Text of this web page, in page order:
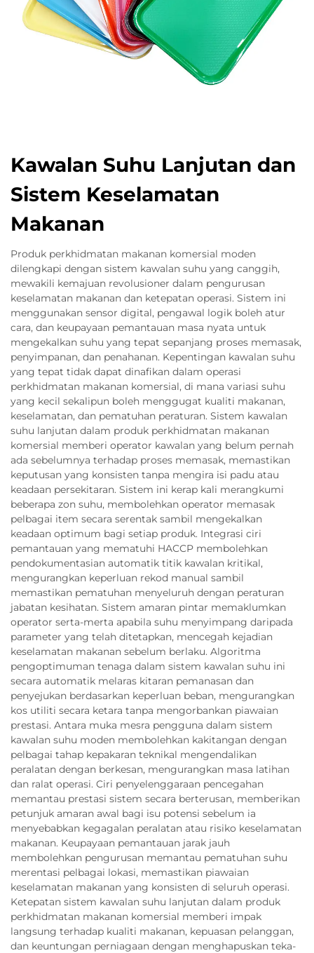
Kawalan Suhu Lanjutan dan
Sistem Keselamatan
Makanan
Produk perkhidmatan makanan komersial moden
dilengkapi dengan sistem kawalan suhu yang canggih,
mewakili kemajuan revolusioner dalam pengurusan
keselamatan makanan dan ketepatan operasi. Sistem ini
menggunakan sensor digital, pengawal logik boleh atur
cara, dan keupayaan pemantauan masa nyata untuk
mengekalkan suhu yang tepat sepanjang proses memasak,
penyimpanan, dan penahanan. Kepentingan kawalan suhu
yang tepat tidak dapat dinafikan dalam operasi
perkhidmatan makanan komersial, di mana variasi suhu
yang kecil sekalipun boleh menggugat kualiti makanan,
keselamatan, dan pematuhan peraturan. Sistem kawalan
suhu lanjutan dalam produk perkhidmatan makanan
komersial memberi operator kawalan yang belum pernah
ada sebelumnya terhadap proses memasak, memastikan
keputusan yang konsisten tanpa mengira isi padu atau
keadaan persekitaran. Sistem ini kerap kali merangkumi
beberapa zon suhu, membolehkan operator memasak
pelbagai item secara serentak sambil mengekalkan
keadaan optimum bagi setiap produk. Integrasi ciri
pemantauan yang mematuhi HACCP membolehkan
pendokumentasian automatik titik kawalan kritikal,
mengurangkan keperluan rekod manual sambil
memastikan pematuhan menyeluruh dengan peraturan
jabatan kesihatan. Sistem amaran pintar memaklumkan
operator serta-merta apabila suhu menyimpang daripada
parameter yang telah ditetapkan, mencegah kejadian
keselamatan makanan sebelum berlaku. Algoritma
pengoptimuman tenaga dalam sistem kawalan suhu ini
secara automatik melaras kitaran pemanasan dan
penyejukan berdasarkan keperluan beban, mengurangkan
kos utiliti secara ketara tanpa mengorbankan piawaian
prestasi. Antara muka mesra pengguna dalam sistem
kawalan suhu moden membolehkan kakitangan dengan
pelbagai tahap kepakaran teknikal mengendalikan
peralatan dengan berkesan, mengurangkan masa latihan
dan ralat operasi. Ciri penyelenggaraan pencegahan
memantau prestasi sistem secara berterusan, memberikan
petunjuk amaran awal bagi isu potensi sebelum ia
menyebabkan kegagalan peralatan atau risiko keselamatan
makanan. Keupayaan pemantauan jarak jauh
membolehkan pengurusan memantau pematuhan suhu
merentasi pelbagai lokasi, memastikan piawaian
keselamatan makanan yang konsisten di seluruh operasi.
Ketepatan sistem kawalan suhu lanjutan dalam produk
perkhidmatan makanan komersial memberi impak
langsung terhadap kualiti makanan, kepuasan pelanggan,
dan keuntungan perniagaan dengan menghapuskan teka-